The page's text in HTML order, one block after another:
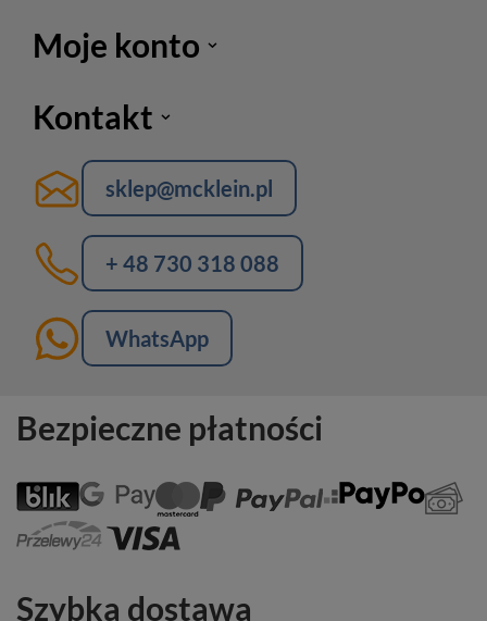
Moje konto
Kontakt
sklep@mcklein.pl
+ 48 730 318 088
WhatsApp
Bezpieczne płatności
Szybka dostawa